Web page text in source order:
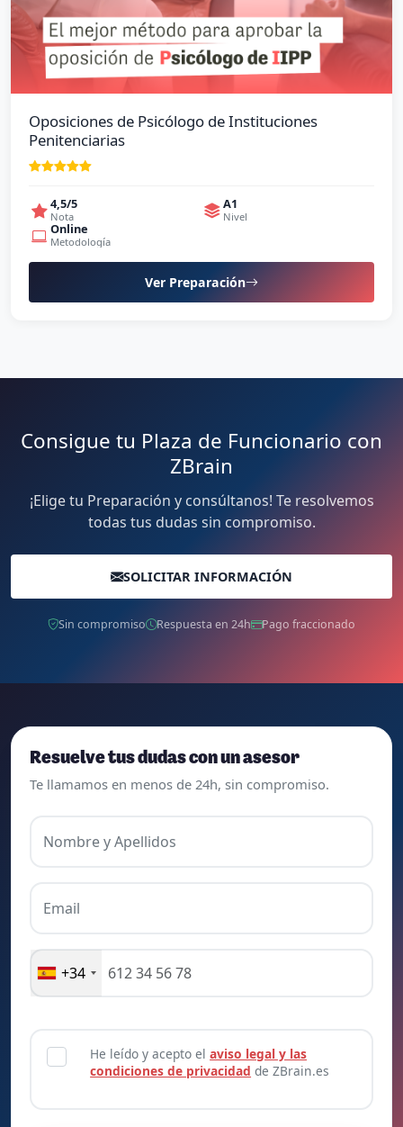
Oposiciones de Psicólogo de Instituciones
Penitenciarias
4,5/5
Nota
A1
Nivel
Online
Metodología
Ver Preparación
Consigue tu Plaza de Funcionario con
ZBrain
¡Elige tu Preparación y consúltanos! Te resolvemos
todas tus dudas sin compromiso.
SOLICITAR INFORMACIÓN
Sin compromiso Respuesta en 24h Pago fraccionado
Resuelve tus dudas con un asesor
Te llamamos en menos de 24h, sin compromiso.
Nombre y Apellidos
Email
+34
He leído y acepto elaviso legal y las
condiciones de privacidad de ZBrain.es